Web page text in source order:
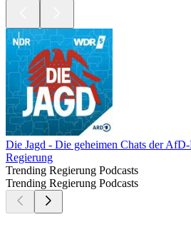
Die Jagd - Die geheimen Chats der
Regierung
Trending Regierung Podcasts
Trending Regierung Podcasts